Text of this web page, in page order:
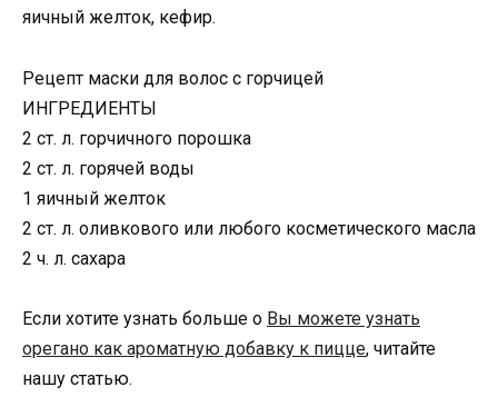
яичный желток, кефир.
Рецепт маски для волос с горчицей
ИНГРЕДИЕНТЫ
2 ст. л. горчичного порошка
2 ст. л. горячей воды
1 яичный желток
2 ст. л. оливкового или любого косметического масла
2 ч. л. сахара
Если хотите узнать больше о Вы можете узнать
орегано как ароматную добавку к пицце, читайте
нашу статью.